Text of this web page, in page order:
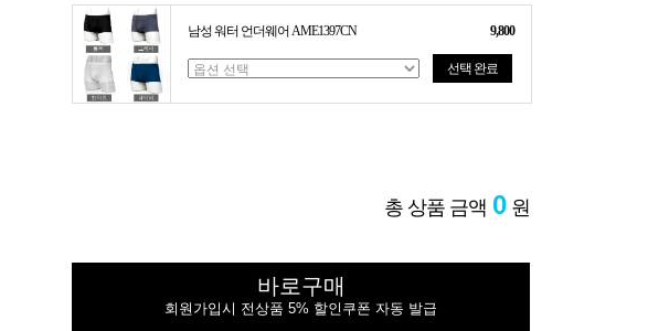
남성 워터 언더웨어 AME1397CN 9,800
선택 완료
총 상품 금액 0 원
바로구매
회원가입시 전상품 5% 할인쿠폰 자동 발급